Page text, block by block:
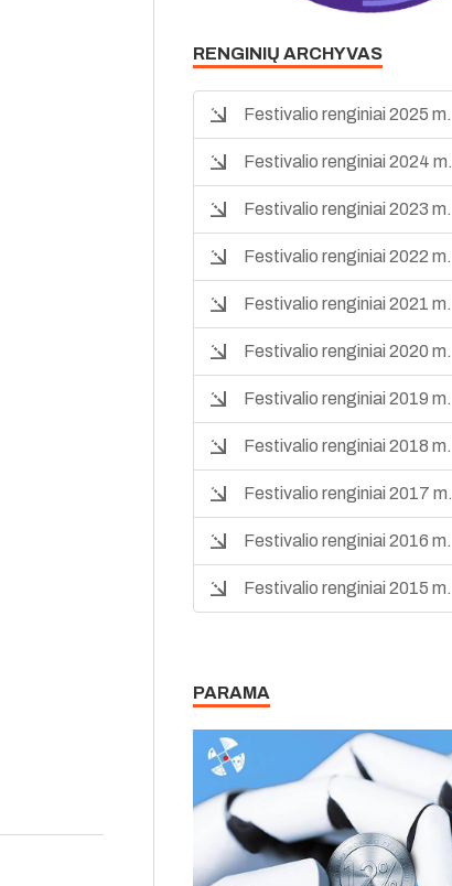
RENGINIŲ ARCHYVAS
Festivalio renginiai 2025 m.
Festivalio renginiai 2024 m.
Festivalio renginiai 2023 m.
Festivalio renginiai 2022 m.
Festivalio renginiai 2021 m.
Festivalio renginiai 2020 m.
Festivalio renginiai 2019 m.
Festivalio renginiai 2018 m.
Festivalio renginiai 2017 m.
Festivalio renginiai 2016 m.
Festivalio renginiai 2015 m.
PARAMA